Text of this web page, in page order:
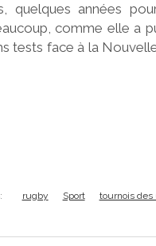
quelques années
comme elle a
tests face à la
rugby Sport tournois des